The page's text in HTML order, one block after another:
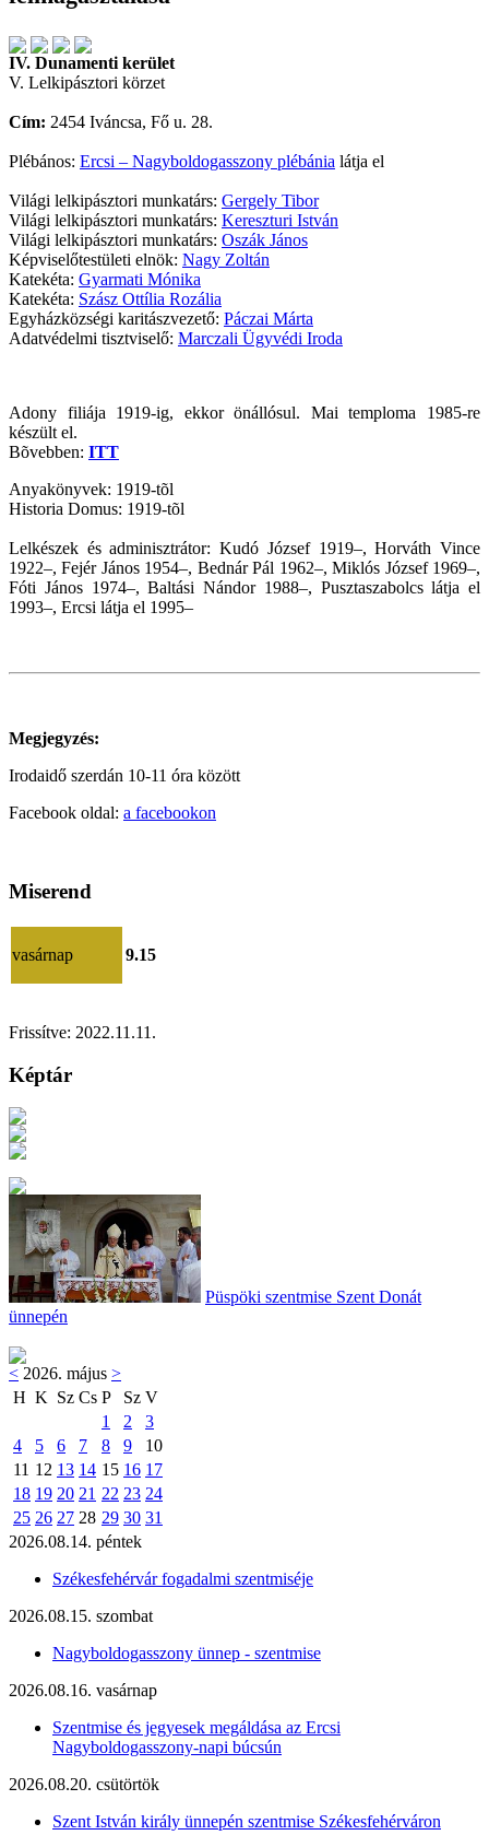
IV. Dunamenti kerület
V. Lelkipásztori körzet
Cím: 2454 Iváncsa, Fő u. 28.
Plébános: Ercsi – Nagyboldogasszony plébánia látja el
Világi lelkipásztori munkatárs: Gergely Tibor
Világi lelkipásztori munkatárs: Kereszturi István
Világi lelkipásztori munkatárs: Oszák János
Képviselőtestületi elnök: Nagy Zoltán
Katekéta: Gyarmati Mónika
Katekéta: Szász Ottília Rozália
Egyházközségi karitászvezető: Páczai Márta
Adatvédelmi tisztviselő: Marczali Ügyvédi Iroda
Adony filiája 1919-ig, ekkor önállósul. Mai temploma 1985-re
készült el.
Bõvebben: ITT
Anyakönyvek: 1919-tõl
Historia Domus: 1919-tõl
Lelkészek és adminisztrátor: Kudó József 1919–, Horváth Vince
1922–, Fejér János 1954–, Bednár Pál 1962–, Miklós József 1969–,
Fóti János 1974–, Baltási Nándor 1988–, Pusztaszabolcs látja el
1993–, Ercsi látja el 1995–
Megjegyzés:
Irodaidő szerdán 10-11 óra között
Facebook oldal: a facebookon
Miserend
vasárnap 9.15
Frissítve: 2022.11.11.
Képtár
Püspöki szentmise Szent Donát
ünnepén
< 2026. május >
H K Sz Cs P Sz V
1
2
3
4
5 6 7 8 9
10
11 12 13 14 15 16 17
18 19 20 21 22 23 24
25 26 27 28 29 30 31
2026.08.14. péntek
Székesfehérvár fogadalmi szentmiséje
2026.08.15. szombat
Nagyboldogasszony ünnep - szentmise
2026.08.16. vasárnap
Szentmise és jegyesek megáldása az Ercsi
Nagyboldogasszony-napi búcsún
2026.08.20. csütörtök
Szent István király ünnepén szentmise Székesfehérváron